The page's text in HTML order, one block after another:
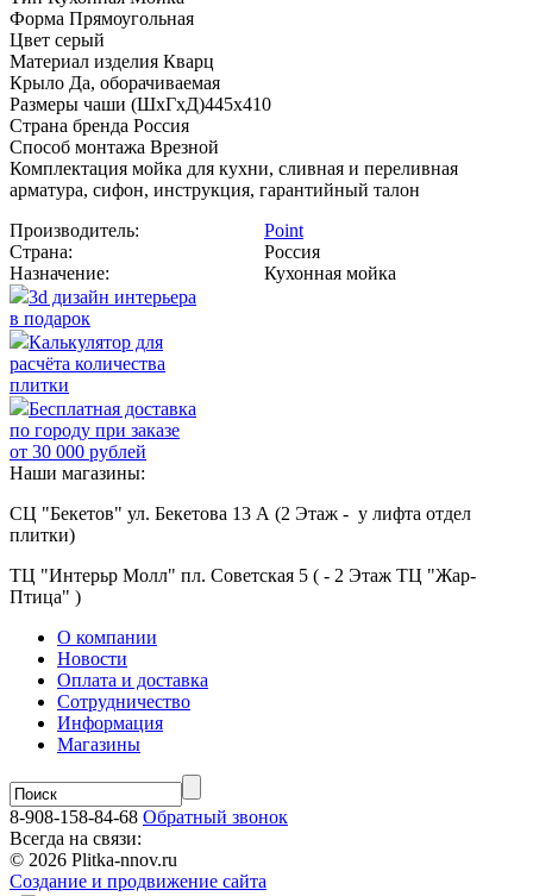
Форма Прямоугольная
Цвет серый
Материал изделия Кварц
Крыло Да, оборачиваемая
Размеры чаши (ШхГхД)445x410
Страна бренда Россия
Способ монтажа Врезной
Комплектация мойка для кухни, сливная и переливная
арматура, сифон, инструкция, гарантийный талон
Производитель:
Point
Страна:
Россия
Назначение:
Кухонная мойка
3d дизайн интерьера
в подарок
Калькулятор для
расчёта количества
плитки
Бесплатная доставка
по городу при заказе
от 30 000 рублей
Наши магазины:
СЦ "Бекетов" ул. Бекетова 13 А (2 Этаж - у лифта отдел
плитки)
ТЦ "Интерьр Молл" пл. Советская 5 ( - 2 Этаж ТЦ "Жар-
Птица" )
О компании
Новости
Оплата и доставка
Сотрудничество
Информация
Магазины
8-908-158-84-68 Обратный звонок
Всегда на связи:
© 2026 Plitka-nnov.ru
Создание и продвижение сайта